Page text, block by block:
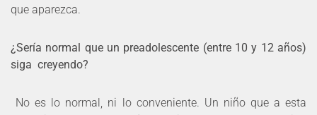
que aparezca.
¿Sería normal que un preadolescente (entre 10 y 12 años)
siga creyendo?
No es lo normal, ni lo conveniente. Un niño que a esta